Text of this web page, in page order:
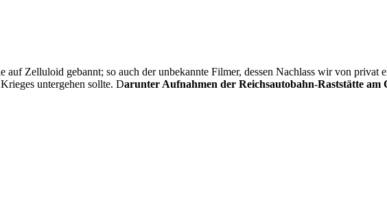
Zelluloid gebannt; so auch der unbekannte Filmer, dessen Nachlass wir von privat
untergehen sollte. Darunter Aufnahmen der Reichsautobahn-Raststätte am